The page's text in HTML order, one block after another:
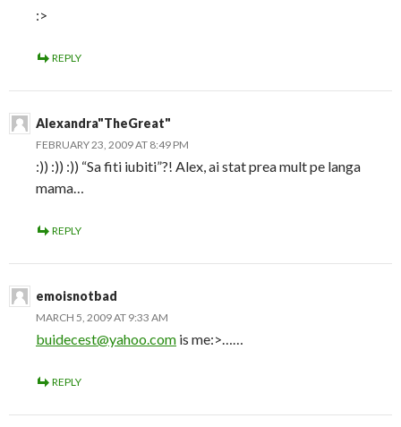
:>
REPLY
Alexandra"TheGreat"
FEBRUARY 23, 2009 AT 8:49 PM
:)) :)) :)) “Sa fiti iubiti”?! Alex, ai stat prea mult pe langa
mama…
REPLY
emoisnotbad
MARCH 5, 2009 AT 9:33 AM
buidecest@yahoo.com is me:>……
REPLY